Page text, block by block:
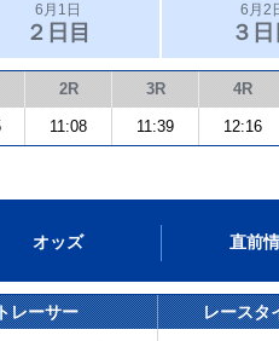
6月1日
２日目
6月2
３日
2R 3R 4R
11:08 11:39 12:16
オッズ 直前
レーサー レースタ